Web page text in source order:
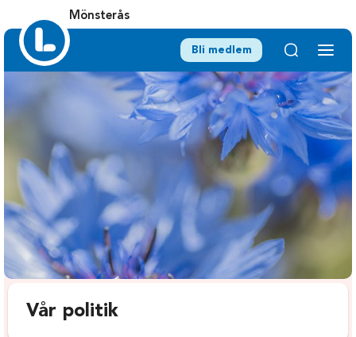
Mönsterås
Bli medlem
Vår politik